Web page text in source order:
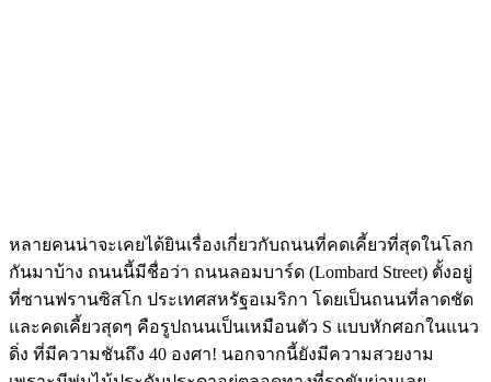
หลายคนน่าจะเคยได้ยินเรื่องเกี่ยวกับถนนที่คดเคี้ยวที่สุดในโลก
กันมาบ้าง ถนนนี้มีชื่อว่า ถนนลอมบาร์ด (Lombard Street) ตั้งอยู่
ที่ซานฟรานซิสโก ประเทศสหรัฐอเมริกา โดยเป็นถนนที่ลาดชัด
และคดเคี้ยวสุดๆ คือรูปถนนเป็นเหมือนตัว S แบบหักศอกในแนว
ดิ่ง ที่มีความชันถึง 40 องศา! นอกจากนี้ยังมีความสวยงาม